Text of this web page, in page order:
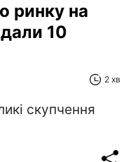
ринку на
10
2 хв
скупчення